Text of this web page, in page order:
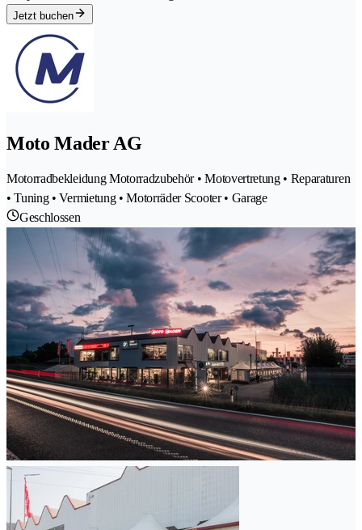
Jetzt buchen
Moto Mader AG
Motorradbekleidung Motorradzubehör • Motovertretung • Reparaturen
• Tuning • Vermietung • Motorräder Scooter • Garage
Geschlossen